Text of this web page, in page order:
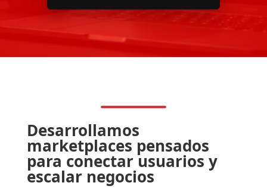
Desarrollamos
marketplaces pensados
para conectar usuarios y
escalar negocios